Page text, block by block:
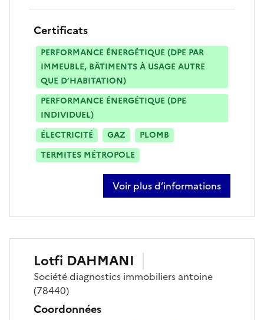
Certificats
PERFORMANCE ÉNERGÉTIQUE (DPE PAR
IMMEUBLE, BÂTIMENTS À USAGE AUTRE
QUE D’HABITATION)
PERFORMANCE ÉNERGÉTIQUE (DPE
INDIVIDUEL)
ÉLECTRICITÉ
GAZ
PLOMB
TERMITES MÉTROPOLE
Voir plus d’informations
sur frédéric brail
Lotfi DAHMANI
Sociétédiagnostics immobiliers antoine
(78440)
Coordonnées